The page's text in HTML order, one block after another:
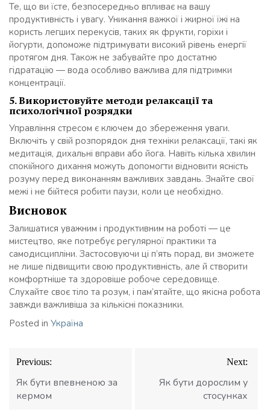
Те, що ви їсте, безпосередньо впливає на вашу
продуктивність і увагу. Уникання важкої і жирної їжі на
користь легших перекусів, таких як фрукти, горіхи і
йогурти, допоможе підтримувати високий рівень енергії
протягом дня. Також не забувайте про достатню
гідратацію — вода особливо важлива для підтримки
концентрації.
5.Використовуйте методи релаксації та
психологічної розрядки
Управління стресом є ключем до збереження уваги.
Включіть у свій розпорядок дня техніки релаксації, такі як
медитація, дихальні вправи або йога. Навіть кілька хвилин
спокійного дихання можуть допомогти відновити ясність
розуму перед виконанням важливих завдань. Знайте свої
межі і не бійтеся робити паузи, коли це необхідно.
Висновок
Залишатися уважним і продуктивним на роботі — це
мистецтво, яке потребує регулярної практики та
самодисципліни. Застосовуючи ці п’ять порад, ви зможете
не лише підвищити свою продуктивність, але й створити
комфортніше та здоровіше робоче середовище.
Слухайте своє тіло та розум, і пам’ятайте, що якісна робота
завжди важливіша за кількісні показники.
Posted in Україна
Навігація
записів
Previous:
Як бути впевненою за
кермом
Next:
Як бути дорослим у
стосунках